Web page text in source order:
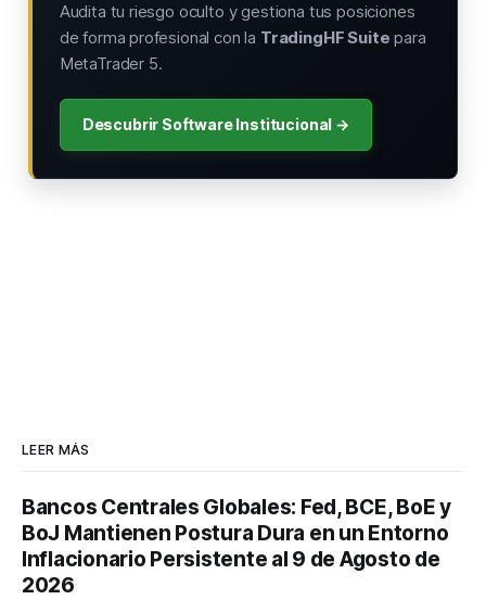
Audita tu riesgo oculto y gestiona tus posiciones
de forma profesional con la TradingHF Suite para
MetaTrader 5.
Descubrir Software Institucional →
LEER MÁS
Bancos Centrales Globales: Fed, BCE, BoE y
BoJ Mantienen Postura Dura en un Entorno
Inflacionario Persistente al 9 de Agosto de
2026